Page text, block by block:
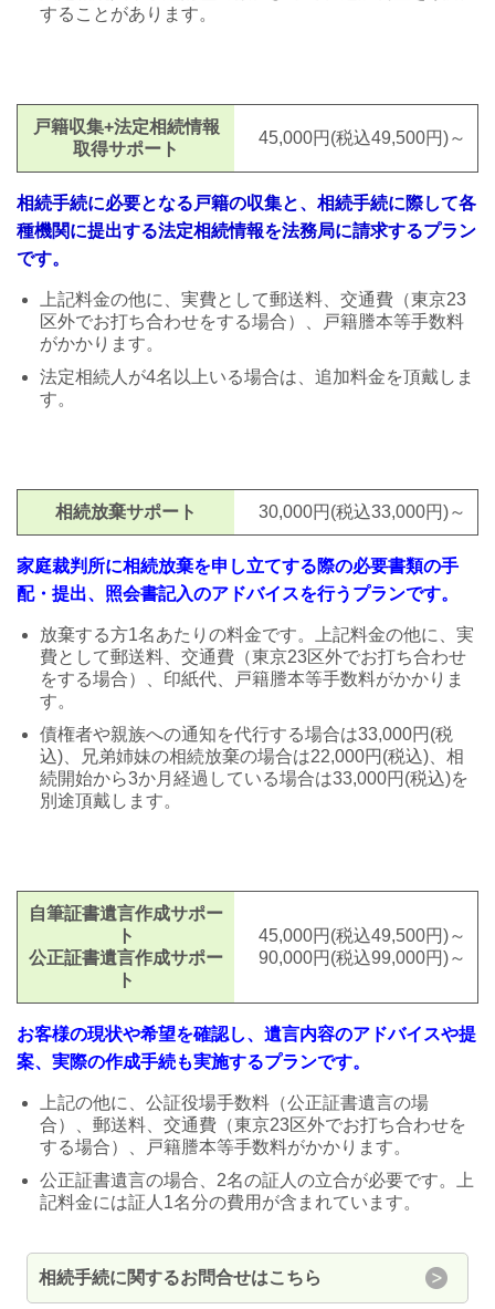
することがあります。
戸籍収集+法定相続情報
取得サポート
45,000円(税込49,500円)～
相続手続に必要となる戸籍の収集と、相続手続に際して各
種機関に提出する法定相続情報を法務局に請求するプラン
です。
上記料金の他に、実費として郵送料、交通費 （東京23
区外でお打ち合わせをする場合）
、戸籍謄本等手数料
がかかります。
法定相続人が4名以上いる場合は、追加料金を頂戴しま
す。
相続放棄サポート 30,000円(税込33,000円)～
家庭裁判所に相続放棄を申し立てする際の必要書類の手
配・提出、照会書記入のアドバイスを行うプランです。
放棄する方1名あたりの料金です。
上記料金の他に、実
費として郵送料、交通費 （東京23区外でお打ち合わせ
をする場合）、印紙代、戸籍謄本等手数料がかかりま
す。
債権者や親族への通知を代行する場合は33,000円 (税
込) 、兄弟姉妹の相続放棄の場合は22,000円(税込) 、相
続開始から3か月経過している場合は33,000円 (税込)を
別途頂戴します。
自筆証書遺言作成サポー
ト
公正証書遺言作成サポー
ト
45,000円(税込49,500円)～
90,000円(税込99,000円)～
お客様の現状や希望を確認し、遺言内容のアドバイスや提
案、実際の作成手続も実施するプランです。
上記の他に、公証役場手数料（公正証書遺言の場
合）、 郵送料、 交通費 （東京23区外でお打ち合わせを
する場合） 、戸籍謄本等手数料がかかります。
公正証書遺言の場合、2名の証人の立合が必要です。上
記料金には証人1名分の費用が含まれてい ます。
相続手続に関するお問合せはこちら